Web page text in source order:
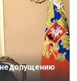
недопущению